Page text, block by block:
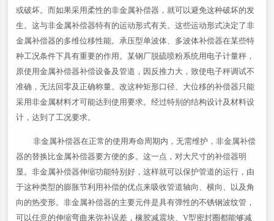
或破坏。而如果采用柔性的非金属补偿器，就可以避免这种破坏的发
生。这与非金属补偿器特有的运动形式有关。这些运动形式决定了非
金属补偿器的多维位移性能。承压型单波体、多波体补偿器在某些特
种工况条件下具有重要的作用。某钢厂脱硫喷粉系统用电子计量秤，
原使用金属补偿器补偿设备及管道，因反推力大，致使电子秤调试不
准确，无法回零及正确称量。改这种矩形口径、大位移的补偿器只能
采用非金属材料才可能达到使用要求。经过特别的结构设计及材料设
计，达到了工况要求。
非金属补偿器在正常的使用寿命周期内，无需维护，非金属补偿
器的替换比金属补偿器要方便的多。这一点，对大尺寸的补偿器明
显。非金属补偿器伸缩功能特别好，这样就可以保护管道的运行，由
于这种类型的膨胀节利用补偿的优点来吸收管道轴向、横向、以及角
向的热变形。非金属补偿器的主要元件是具有弹性的不锈钢波纹管，
可以任意的伸缩弯曲来弥补误差，橡胶减震块、V型密封圈都能够减